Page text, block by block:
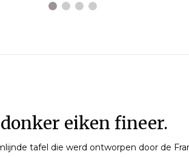
eiken fineer.
tafel die werd ontworpen door de